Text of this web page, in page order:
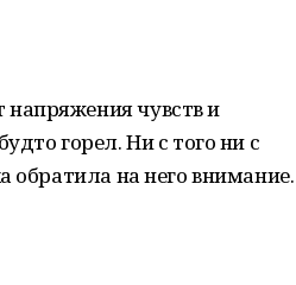
чувств и
горел. Ни с того ни с
обратила на него внимание.